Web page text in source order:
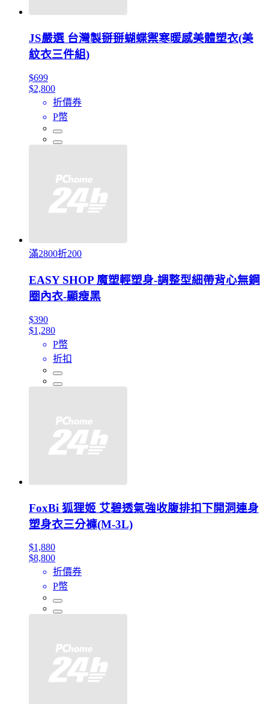
JS嚴選 台灣製掰掰蝴蝶禦寒暖感美體塑衣(美
紋衣三件組)
$699
$2,800
折價券
P幣
滿2800折200
EASY SHOP 魔塑輕塑身-調整型細帶背心無鋼
圈內衣-顯瘦黑
$390
$1,280
P幣
折扣
FoxBi 狐狸姬 艾碧透氣強收腹排扣下開洞連身
塑身衣三分褲(M-3L)
$1,880
$8,800
折價券
P幣